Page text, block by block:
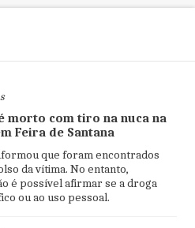
morto com tiro na nuca na
Feira de Santana
que foram encontrados
da vítima. No entanto,
é possível afirmar se a droga
ou ao uso pessoal.